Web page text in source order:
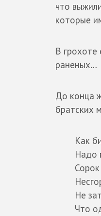
что
которые
В грохоте
раненых…
До конца
братских
Как
Надо
Не
Что